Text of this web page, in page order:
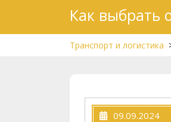
Как выбрать
Транспорт и логистика
09.09.2024